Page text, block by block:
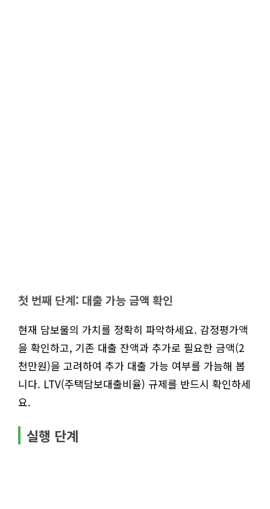
첫 번째 단계: 대출 가능 금액 확인
현재 담보물의 가치를 정확히 파악하세요. 감정평가액
을 확인하고, 기존 대출 잔액과 추가로 필요한 금액(2
천만원)을 고려하여 추가 대출 가능 여부를 가늠해 봅
니다. LTV(주택담보대출비율) 규제를 반드시 확인하세
요.
실행 단계